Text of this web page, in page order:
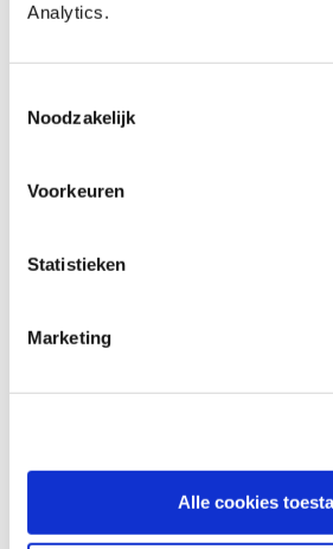
Analytics.
Noodzakelijk
Voorkeuren
Statistieken
Marketing
Alle cookies
stuks
€ 27,70 inkl. MwSt
Vergleich